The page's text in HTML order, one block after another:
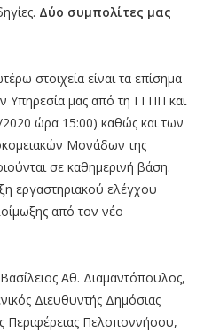
Δύο συμπολίτες μας
στοιχεία είναι τα επίσημα
Υπηρεσία μας από τη ΓΓΠΠ και
ώρα 15:00) καθώς και των
Μονάδων της
σε καθημερινή βάση.
εργαστηριακού ελέγχου
από τον νέο
Αθ. Διαμαντόπουλος,
Διευθυντής Δημόσιας
Περιφέρειας Πελοποννήσου,